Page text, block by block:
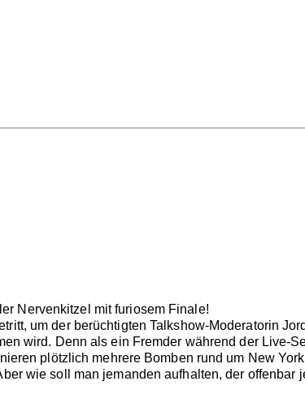
Nervenkitzel mit furiosem Finale!
um der berüchtigten Talkshow-Moderatorin
wird. Denn als ein Fremder während der Live-
plötzlich mehrere Bomben rund um New
wie soll man jemanden aufhalten, der offenbar